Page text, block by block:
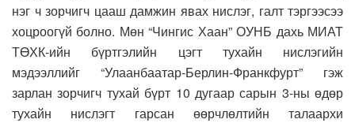
нэг ч зорчигч цааш дамжин явах нислэг, галт тэргээсээ
хоцроогүй болно. Мөн “Чингис Хаан” ОУНБ дахь МИАТ
ТӨХК-ийн бүртгэлийн цэгт тухайн нислэгийн
мэдээллийг “Улаанбаатар-Берлин-Франкфурт” гэж
зарлан зорчигч тухай бүрт 10 дугаар сарын 3-ны өдөр
тухайн нислэгт гарсан өөрчлөлтийн талаархи